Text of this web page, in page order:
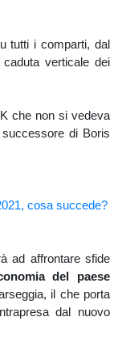
tutti i comparti, dal
verticale dei
che non si vedeva
di Boris
ad affrontare sfide
del paese
il che porta
dal nuovo